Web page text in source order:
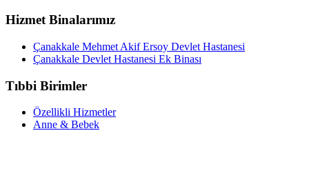
Hizmet Binalarımız
Çanakkale Mehmet Akif Ersoy Devlet Hastanesi
Çanakkale Devlet Hastanesi Ek Binası
Tıbbi Birimler
Özellikli Hizmetler
Anne & Bebek